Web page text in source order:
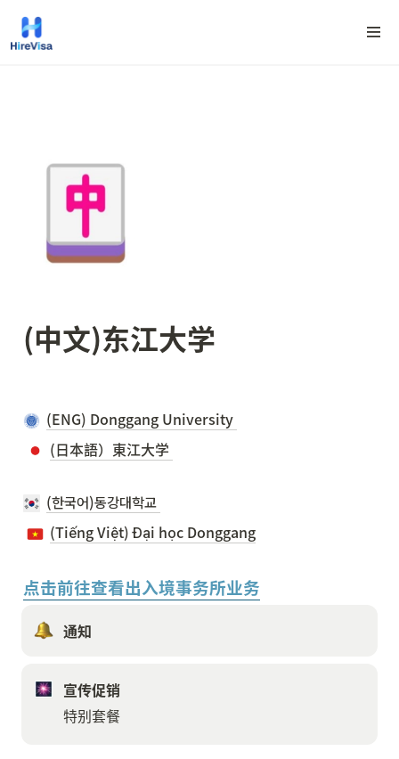
(中文)东江大学
(ENG) Donggang University
(日本語）東江大学
(한국어)동강대학교
(Tiếng Việt) Đại học Donggang
点击前往查看出入境事务所业务
通知
宣传促销
特别套餐